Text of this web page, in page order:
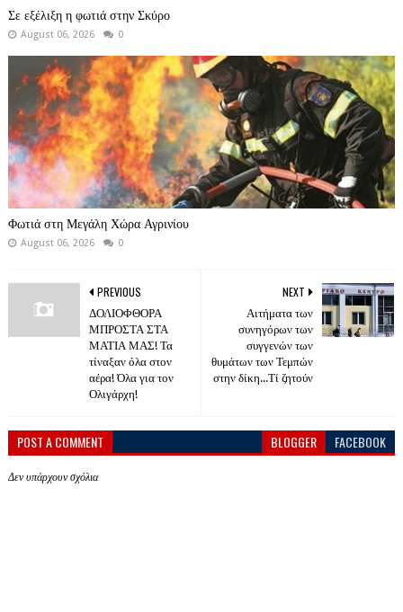
Σε εξέλιξη η φωτιά στην Σκύρο
August 06, 2026 0
Φωτιά στη Μεγάλη Χώρα Αγρινίου
August 06, 2026 0
NEXT
Αιτήματα των
συνηγόρων των
συγγενών των
θυμάτων των Τεμπών
στην δίκη...Τί ζητούν
PREVIOUS
ΔΟΛΙΟΦΘΟΡΑ
ΜΠΡΟΣΤΑ ΣΤΑ
ΜΑΤΙΑ ΜΑΣ! Τα
τίναξαν όλα στον
αέρα! Όλα για τον
Ολιγάρχη!
POST A COMMENT BLOGGER FACEBOOK
Δεν υπάρχουν σχόλια